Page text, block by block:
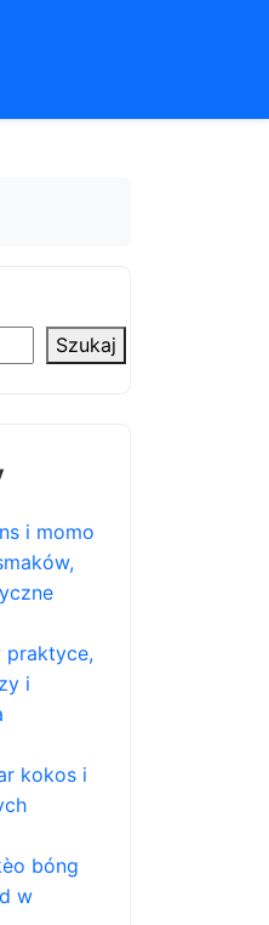
Szukaj
i momo
praktyce,
i
kokos i
bóng
w